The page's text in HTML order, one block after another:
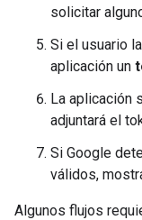
solicitar
Si el usuario
aplicación un
La aplicación
adjuntará el
Si Google
válidos,
Algunos flujos